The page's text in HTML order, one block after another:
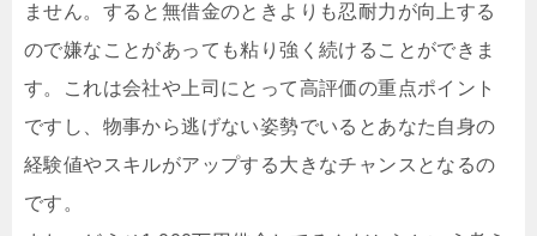
ません。すると無借金のときよりも忍耐力が向上する
ので嫌なことがあっても粘り強く続けることができま
す。これは会社や上司にとって高評価の重点ポイント
ですし、物事から逃げない姿勢でいるとあなた自身の
経験値やスキルがアップする大きなチャンスとなるの
です。